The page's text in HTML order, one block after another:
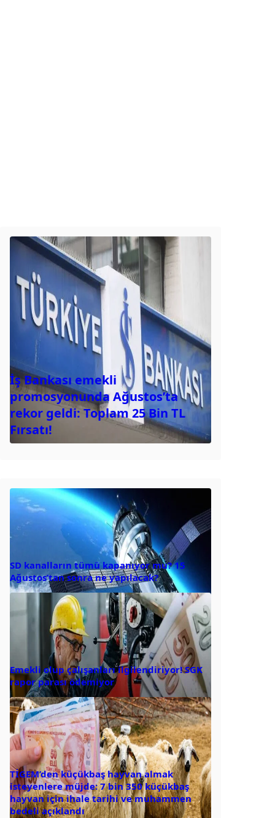
İş Bankası emekli
promosyonunda Ağustos’ta
rekor geldi: Toplam 25 Bin TL
Fırsatı!
SD kanalların tümü kapanıyor mu? 15
Ağustos’tan sonra ne yapılacak?
Emekli olup çalışanları ilgilendiriyor! SGK
rapor parası ödemiyor
TİGEM’den küçükbaş hayvan almak
isteyenlere müjde: 7 bin 350 küçükbaş
hayvan için ihale tarihi ve muhammen
bedeli açıklandı